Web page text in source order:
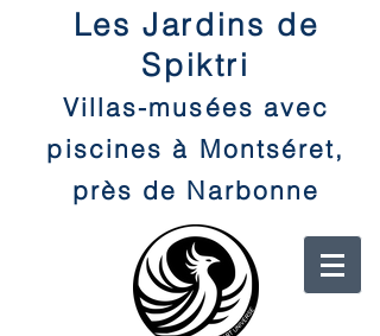
Les Jardins de
Spiktri
Villas-musées avec
piscines à Montséret,
près de Narbonne